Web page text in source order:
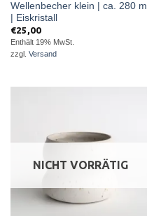
Wellenbecher klein | ca. 280 ml
| Eiskristall
€25,00
Enthält 19% MwSt.
zzgl. Versand
NICHT VORRÄTIG